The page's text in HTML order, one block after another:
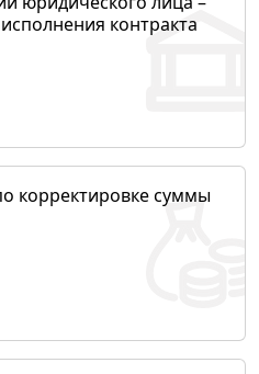
контракта
корректировке суммы